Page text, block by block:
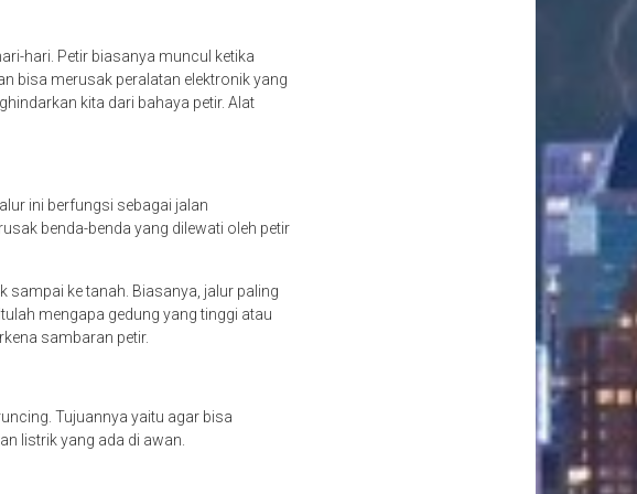
hari. Petir biasanya muncul ketika
bisa merusak peralatan elektronik yang
kita dari bahaya petir. Alat
ini berfungsi sebagai jalan
benda-benda yang dilewati oleh petir
sampai ke tanah. Biasanya, jalur paling
mengapa gedung yang tinggi atau
sambaran petir.
Tujuannya yaitu agar bisa
listrik yang ada di awan.